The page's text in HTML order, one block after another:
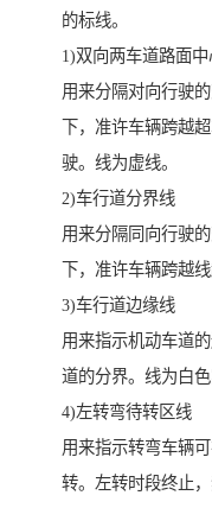
的标线。
1)双向两车道路面
用来分隔对向行驶
下，准许车辆跨越
驶。线为虚线。
2)车行道分界线
用来分隔同向行驶
下，准许车辆跨越
3)车行道边缘线
用来指示机动车道
道的分界。线为白色
4)左转弯待转区线
用来指示转弯车辆
转。左转时段终止